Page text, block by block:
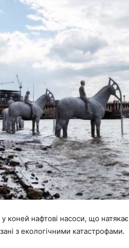
у коней нафтові насоси, що
з екологічними катастрофами.